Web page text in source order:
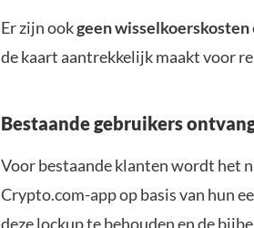
Er zijn ookgeen wisselkoerskosten
de kaart aantrekkelijk maakt voor
Bestaande gebruikers
Voor bestaande klanten wordt het
Crypto.com-app op basis van hun
deze lockup te behouden en de